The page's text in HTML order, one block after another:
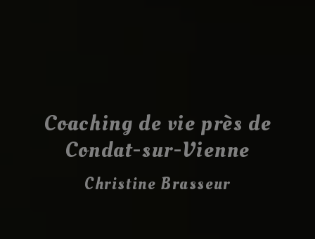
Coaching de vie près de
Condat-sur-Vienne
Christine Brasseur